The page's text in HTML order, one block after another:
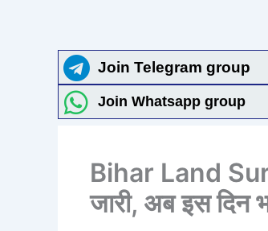
Join Telegram group
Join Whatsapp group
Bihar Land
जारी, अब इस दिन